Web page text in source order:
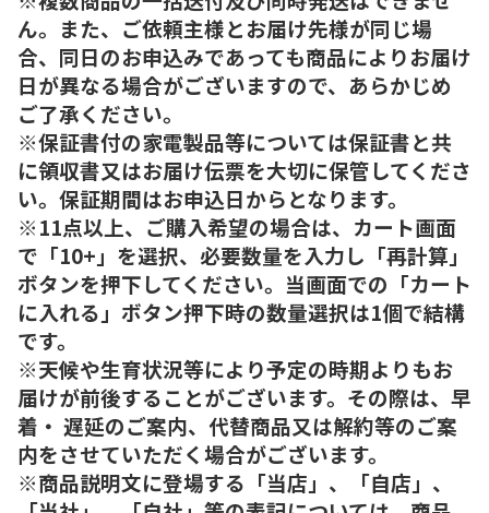
ん。また、ご依頼主様とお届け先様が同じ場
合、同日のお申込みであっても商品によりお届け
日が異なる場合がございますので、あらかじめ
ご了承ください。
※保証書付の家電製品等については保証書と共
に領収書又はお届け伝票を大切に保管してくださ
い。保証期間はお申込日からとなります。
※11点以上、ご購入希望の場合は、カート画面
で「10+」を選択、必要数量を入力し「再計算」
ボタンを押下してください。当画面での「カート
に入れる」ボタン押下時の数量選択は1個で結構
です。
※天候や生育状況等により予定の時期よりもお
届けが前後することがございます。その際は、早
着・ 遅延のご案内、代替商品又は解約等のご案
内をさせていただく場合がございます。
※商品説明文に登場する「当店」、「自店」、